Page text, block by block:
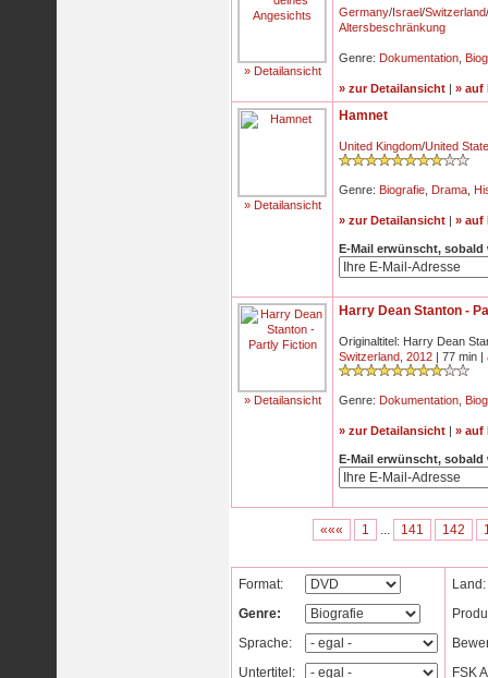
» Detailansicht
Germany/Israel/Switzerland/
Altersbeschränkung
Genre: Dokumentation
» zur Detailansicht | » auf
» Detailansicht
Hamnet
United Kingdom/United
Genre: Biografie Drama
» zur Detailansicht | » auf
E-Mail erwünscht,
» Detailansicht
Harry Dean Stanton -
Originaltitel: Harry Dean
Switzerland 2012 | 77 min |
Genre: Dokumentation
» zur Detailansicht | » auf
E-Mail erwünscht,
««« 1 ... 141 142
Format:
Genre:
Sprache:
Untertitel:
Land:
FSK